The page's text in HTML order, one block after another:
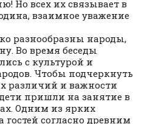
Но всех их связывает в
взаимное уважение
разнообразны народы,
Во время беседы
с культурой и
Чтобы подчеркнуть
различий и важности
пришли на занятие в
Одним из ярких
гостей согласно древним